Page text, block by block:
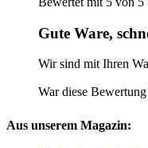
Gute Ware,
Wir sind mit Ihren
War diese
Aus unserem Magazin: